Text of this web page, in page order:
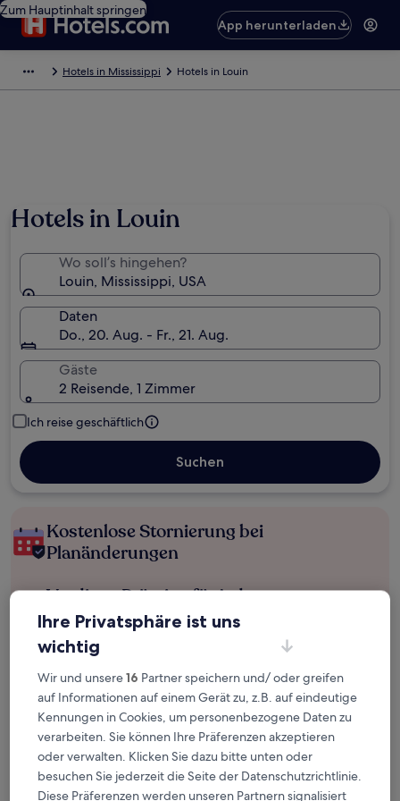
Zum Hauptinhalt springen
App herunterladen
Hotels in Mississippi Hotels in Louin
Hotels in Louin
Wo soll’s hingehen?
Louin, Mississippi, USA
Daten
Do., 20. Aug. - Fr., 21. Aug.
Gäste
2 Reisende, 1 Zimmer
Ich reise geschäftlich
Suchen
Kostenlose Stornierung bei
Planänderungen
Verdiene Prämien für jede
wahrgenommene Übernachtung
Mehr sparen mit Preisen für Mitglieder
Überprüfe die Preise für diese Daten
Heute
6. Aug. - 7. Aug.
Morgen
7. Aug. - 8. Aug.
Ihre Privatsphäre ist uns
wichtig
Wir und unsere16 Partner speichern und/ oder greifen
auf Informationen auf einem Gerät zu, z.B. auf eindeutige
Kennungen in Cookies, um personenbezogene Daten zu
verarbeiten. Sie können Ihre Präferenzen akzeptieren
oder verwalten. Klicken Sie dazu bitte unten oder
besuchen Sie jederzeit die Seite der Datenschutzrichtlinie.
Diese Präferenzen werden unseren Partnern signalisiert